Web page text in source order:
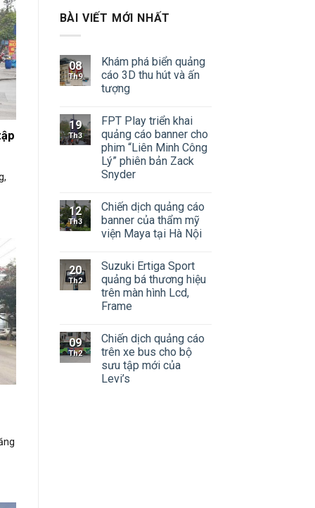
BÀI VIẾT MỚI NHẤT
08
Th9
Khám phá biển quảng
cáo 3D thu hút và ấn
tượng
19
Th3
FPT Play triển khai
quảng cáo banner cho
phim “Liên Minh Công
Lý” phiên bản Zack
Snyder
12
Th3
Chiến dịch quảng cáo
banner của thẩm mỹ
viện Maya tại Hà Nội
20
Th2
Suzuki Ertiga Sport
quảng bá thương hiệu
trên màn hình Lcd,
Frame
09
Th2
Chiến dịch quảng cáo
trên xe bus cho bộ
sưu tập mới của
Levi’s